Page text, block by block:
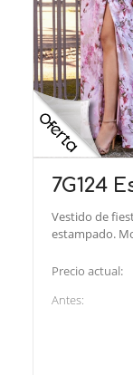
7G124
Vestido de
estampado.
Precio actual:
Antes: